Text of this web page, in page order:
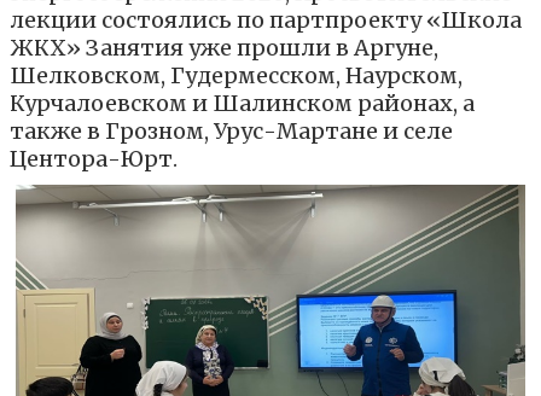
лекции состоялись по партпроекту «Школа
ЖКХ» Занятия уже прошли в Аргуне,
Шелковском, Гудермесском, Наурском,
Курчалоевском и Шалинском районах, а
также в Грозном, Урус-Мартане и селе
Центора-Юрт.